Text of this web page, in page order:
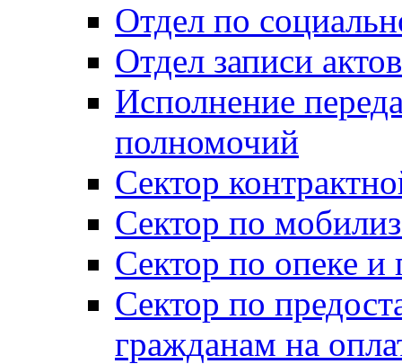
Отдел по
Отдел записи
Исполнение
полномочий
Сектор
Сектор по
Сектор по опеке и
Сектор по
гражданам на